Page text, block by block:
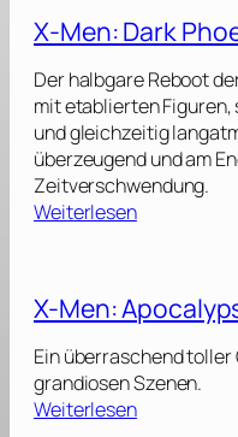
2
5
]
h
2
0
2
3
]
X‑Men: Dark
Der halbgare Reboot
mit etablierten
und gleichzeitig
überzeugend und am
Zeitverschwendung.
Weiterlesen:
e
n
:
D
a
X-Men:
Ein überraschend
grandiosen Szenen.
Weiterlesen: